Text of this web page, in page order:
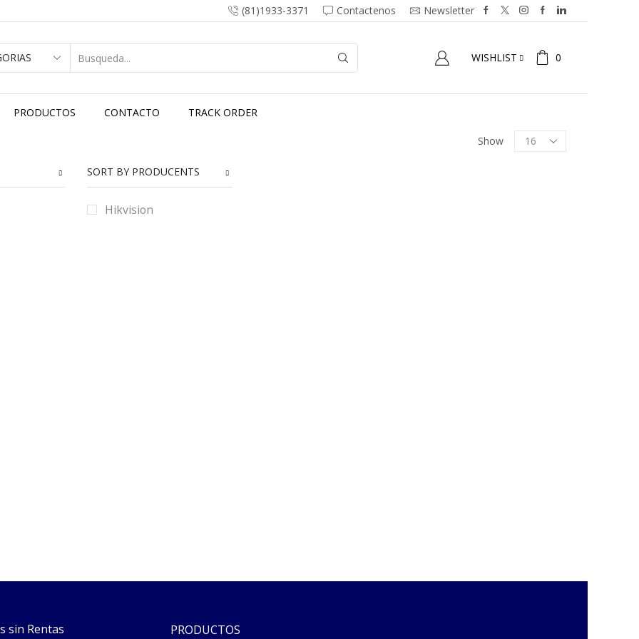
(81)1933-3371 Contactenos Newsletter
WISHLIST 0
PRODUCTOS CONTACTO TRACK ORDER
Show
SORT BY PRODUCENTS
Hikvision
sin Rentas PRODUCTOS